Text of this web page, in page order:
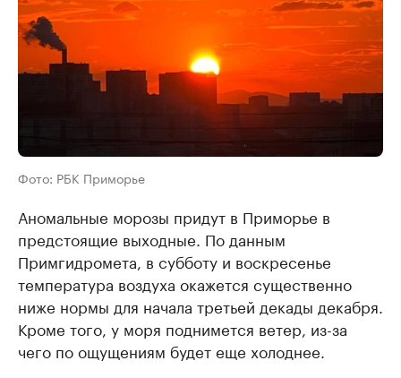
Фото: РБК Приморье
Аномальные морозы придут в Приморье в
предстоящие выходные. По данным
Примгидромета, в субботу и воскресенье
температура воздуха окажется существенно
ниже нормы для начала третьей декады декабря.
Кроме того, у моря поднимется ветер, из-за
чего по ощущениям будет еще холоднее.